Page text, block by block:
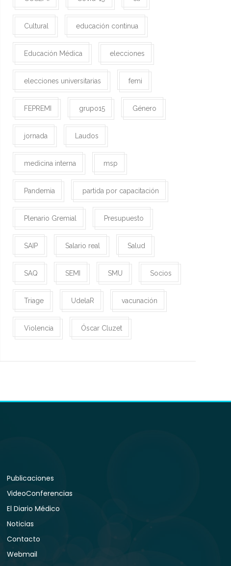
Cultural educación continua
Educación Médica elecciones
elecciones universitarias femi
FEPREMI grupo15 Género
jornada Laudos
medicina interna msp
Pandemia partida por capacitación
Plenario Gremial Presupuesto
SAIP Salario real Salud
SAQ SEMI SMU Socios
Triage UdelaR vacunación
Violencia Óscar Cluzet
Publicaciones
VideoConferencias
El Diario Médico
Noticias
Contacto
Webmail